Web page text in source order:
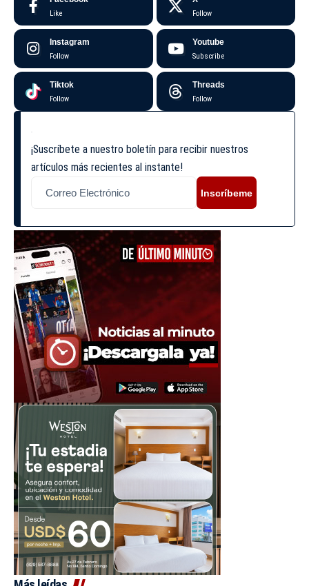
Like Follow
Instagram
Follow
Youtube
Subscribe
Tiktok
Follow
Threads
Follow
¡Suscríbete a nuestro boletín para recibir nuestros
artículos más recientes al instante!
Inscríbeme